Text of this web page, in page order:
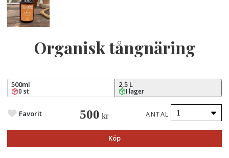
Organisk tångnäring
500ml
0 st
2,5 L
I lager
Favorit 500 kr ANTAL
Köp